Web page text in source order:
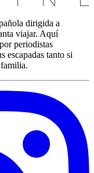
dirigida a
viajar. Aquí
periodistas
escapadas tanto si